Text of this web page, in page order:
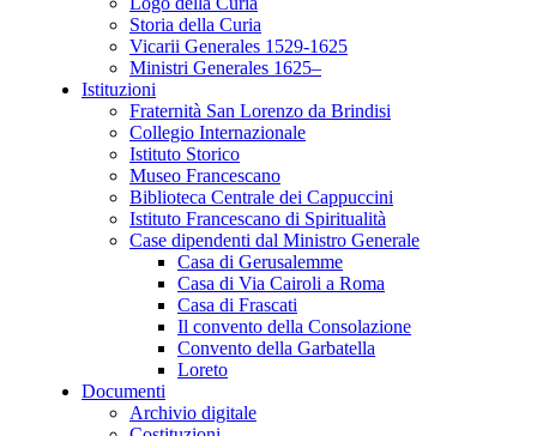
Storia della Curia
Vicarii Generales 1529-1625
Ministri Generales 1625–
Istituzioni
Fraternità San Lorenzo da Brindisi
Collegio Internazionale
Istituto Storico
Museo Francescano
Biblioteca Centrale dei Cappuccini
Istituto Francescano di Spiritualità
Case dipendenti dal Ministro Generale
Casa di Gerusalemme
Casa di Via Cairoli a Roma
Casa di Frascati
Il convento della Consolazione
Convento della Garbatella
Loreto
Documenti
Archivio digitale